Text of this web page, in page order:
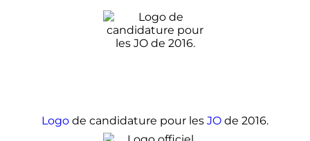
Logo de candidature pour les JO de 2016.